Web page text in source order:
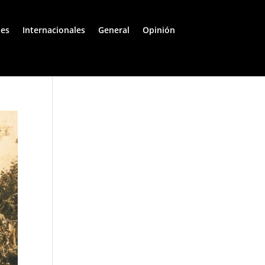
Internacionales General Opinión